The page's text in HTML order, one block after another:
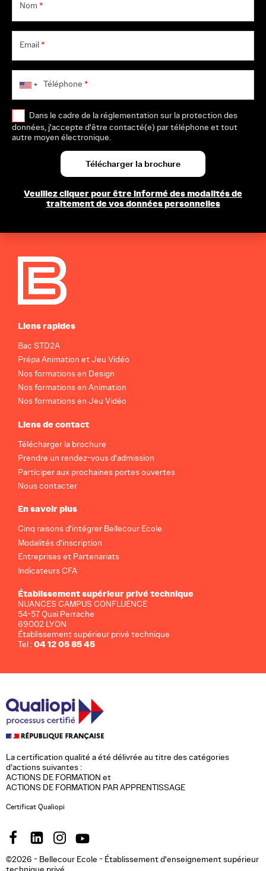
Nom *
Email*
Téléphone *
Dans le cadre de la réglementation sur la protection des
données, j'accepte d'être contacté(e) par téléphone et tout
autre moyen électronique.
Veuillez cliquer pour être informé des modalités de
traitement de vos données personnelles
Liens rapides
Bac STD2A
Prépa Animation et Jeu Vidéo
Nos formations en Design
Nos formations en Animation
Nos formations en Jeu Vidéo
Liens de contact
Télécharger la brochure
Prendre un rendez-vous d'admission
Participer aux prochaines portes ouvertes
Nous contacter
En savoir plus
Cinq raisons d'intégrer Bellecour Ecole
Modalités d'inscription
Entreprises et Partenariats
Indicateurs CFA
Établissement supérieur privé technique
NUANCES CAMPUS CONFLUENCE
54-57 Quai Perrache
69002 LYON
Établissement supérieur privé technique
Tel :04 12 05 85 45
La certification qualité a été délivrée au titre des catégories
d’actions suivantes :
ACTIONS DE FORMATION et
ACTIONS DE FORMATION PAR APPRENTISSAGE
Certificat Qualiopi
©2026 - Bellecour Ecole - Établissement d'enseignement supérieur